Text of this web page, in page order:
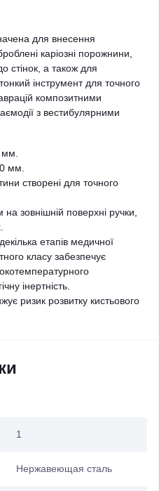
для внесення
каріозні порожнини,
стінок, а також для
інструмент для точного
композитними
з вестибулярними
мм.
створені для точного
зовнішній поверхні ручки,
етапів медичної
класу забезпечує
інертність.
ризик розвитку кистьового
1
Нержавеющая сталь